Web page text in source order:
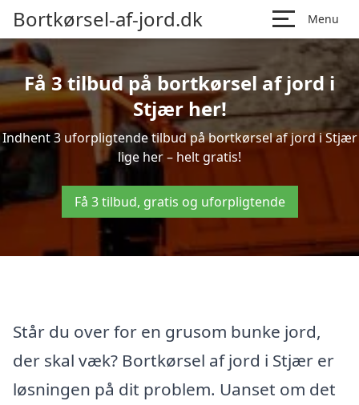
Bortkørsel-af-jord.dk Menu
Få 3 tilbud på bortkørsel af jord i
Stjær her!
Indhent 3 uforpligtende tilbud på bortkørsel af jord i Stjær
lige her – helt gratis!
Få 3 tilbud, gratis og uforpligtende
Står du over for en grusom bunke jord,
der skal væk? Bortkørsel af jord i Stjær er
løsningen på dit problem. Uanset om det